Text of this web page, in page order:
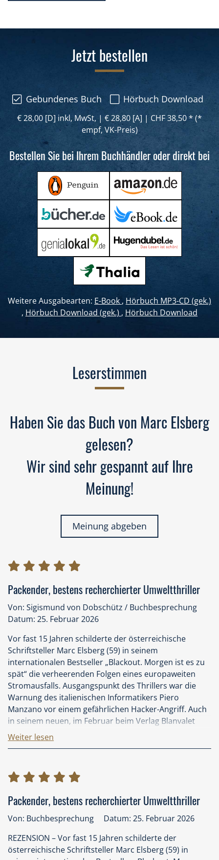
Jetzt bestellen
Gebundenes Buch Hörbuch Download
€ 28,00 [D] inkl, MwSt, | € 28,80 [A] | CHF 38,50 * (*
empf, VK-Preis)
Bestellen Sie bei Ihrem Buchhändler oder direkt bei
Weitere Ausgabearten: E-Book , Hörbuch MP3-CD (gek.)
, Hörbuch Download (gek.) , Hörbuch Download
Leserstimmen
Haben Sie das Buch von Marc Elsberg
gelesen?
Wir sind sehr gespannt auf Ihre
Meinung!
Meinung abgeben
Packender, bestens recherchierter Umweltthriller
Von: Sigismund von Dobschütz / Buchbesprechung
Datum: 25. Februar 2026
Vor fast 15 Jahren schilderte der österreichische
Schriftsteller Marc Elsberg (59) in seinem
internationalen Bestseller „Blackout. Morgen ist es zu
spät“ die verheerenden Folgen eines europaweiten
Stromausfalls. Ausgangspunkt des Thrillers war die
Warnung des italienischen Informatikers Piero
Manzano vor einem gefährlichen Hacker-Angriff. Auch
in seinem neuen, im Februar beim Verlag Blanvalet
veröffentlichten Wissenschaftsthriller „Eden. Wenn das
Sterben beginnt“ ist es wieder Piero Manzano als
verfügbarer Daten und daraus sich ergebender
sich zu einer globalen Katastrophe mit unabsehbaren
Folgen entwickeln können.
Schon das für einen Roman ungewöhnliche Titelbild,
auf dem der nur schwach erkennbare Titel „Eden“ mit
einem dicken giftgelben X unkenntlich gemacht ist,
Weiter lesen
Packender, bestens recherchierter Umweltthriller
Von: Buchbesprechung
Datum: 25. Februar 2026
REZENSION – Vor fast 15 Jahren schilderte der
österreichische Schriftsteller Marc Elsberg (59) in